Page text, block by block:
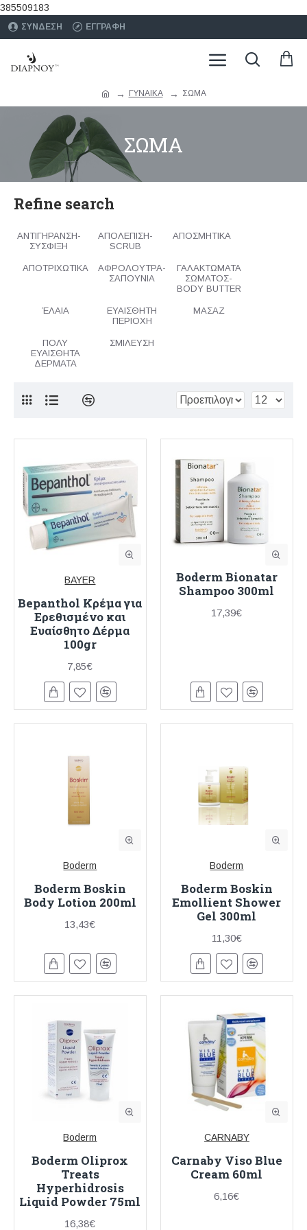
385509183
ΣΥΝΔΕΣΗ ΕΓΓΡΑΦΗ
ΓΥΝΑΙΚΑ ΣΩΜΑ
ΣΩΜΑ
Refine search
ΑΝΤΙΓΗΡΑΝΣΗ-
ΣΥΣΦΙΞΗ
ΑΠΟΛΕΠΙΣΗ-
SCRUB
ΑΠΟΣΜΗΤΙΚΑ
ΑΠΟΤΡΙΧΩΤΙΚΑ
ΑΦΡΟΛΟΥΤΡΑ-
ΣΑΠΟΥΝΙΑ
ΓΑΛΑΚΤΩΜΑΤΑ
ΣΩΜΑΤΟΣ-
BODY BUTTER
ΈΛΑΙΑ
ΕΥΑΙΣΘΗΤΗ
ΠΕΡΙΟΧΗ
ΜΑΣΑΖ
ΠΟΛΥ
ΕΥΑΙΣΘΗΤΑ
ΔΕΡΜΑΤΑ
ΣΜΙΛΕΥΣΗ
BAYER
Bepanthol Κρέμα για
Ερεθισμένο και
Ευαίσθητο Δέρμα
100gr
7,85€
Boderm Bionatar
Shampoo 300ml
17,39€
Boderm
Boderm Boskin
Body Lotion 200ml
13,43€
Boderm
Boderm Boskin
Emollient Shower
Gel 300ml
11,30€
Boderm
Boderm Oliprox
Treats
Hyperhidrosis
Liquid Powder 75ml
16,38€
CARNABY
Carnaby Viso Blue
Cream 60ml
6,16€